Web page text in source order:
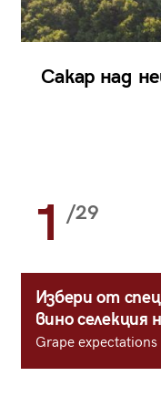
Сакар над
1 /29
Избери от
вино селекция
Grape